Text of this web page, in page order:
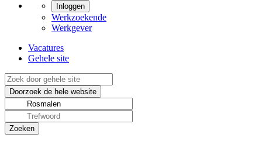
Inloggen
Werkzoekende
Werkgever
Vacatures
Gehele site